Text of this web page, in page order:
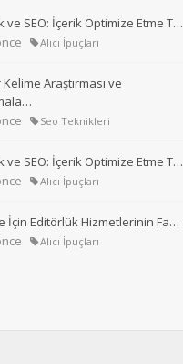
ve SEO: İçerik Optimize Etme T…
Alıcı İpuçları
Araştırması ve
Seo Teknikleri
ve SEO: İçerik Optimize Etme T…
Alıcı İpuçları
İçin Editörlük Hizmetlerinin Fa…
Alıcı İpuçları